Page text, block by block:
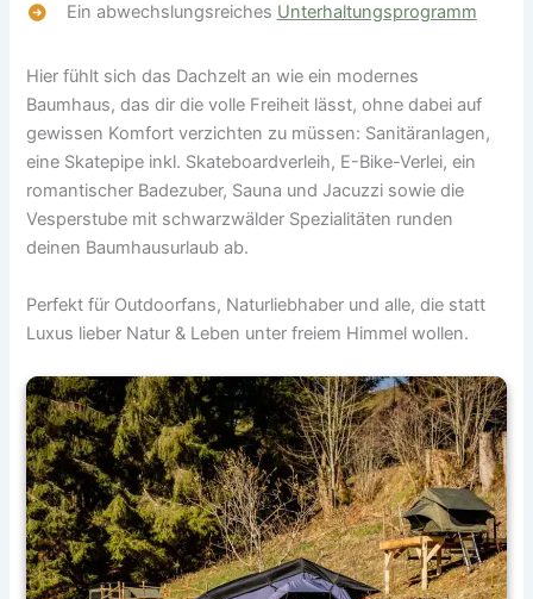
Ein abwechslungsreiches Unterhaltungsprogramm
Hier fühlt sich das Dachzelt an wie ein modernes
Baumhaus, das dir die volle Freiheit lässt, ohne dabei auf
gewissen Komfort verzichten zu müssen: Sanitäranlagen,
eine Skatepipe inkl. Skateboardverleih, E-Bike-Verlei, ein
romantischer Badezuber, Sauna und Jacuzzi sowie die
Vesperstube mit schwarzwälder Spezialitäten runden
deinen Baumhausurlaub ab.
Perfekt für Outdoorfans, Naturliebhaber und alle, die statt
Luxus lieber Natur & Leben unter freiem Himmel wollen.